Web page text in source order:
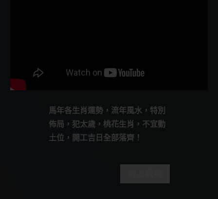
馬年各生肖運勢，流年風水，特別
佈局，犯太歲，桃花生肖，不宜動
土位，開工吉日全部落齊！